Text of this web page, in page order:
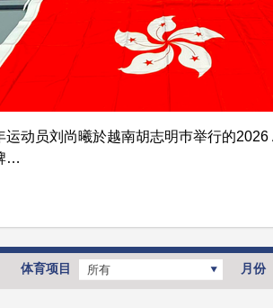
运动员刘尚曦於越南胡志明巿举行的
…
月份
体育项目 所有